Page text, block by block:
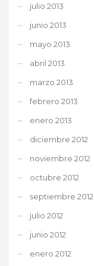
julio 2013
junio 2013
mayo 2013
abril 2013
marzo 2013
febrero 2013
enero 2013
diciembre 2012
noviembre 2012
octubre 2012
septiembre 2012
julio 2012
junio 2012
enero 2012